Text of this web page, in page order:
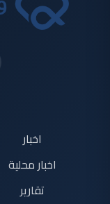
اخبار
اخبار محلية
تقارير